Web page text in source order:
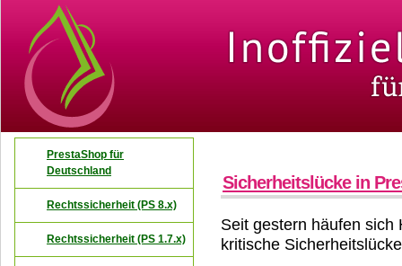
Sicherheitslücke in
Seit gestern häufen sich
kritische
PrestaShop für
Deutschland
Rechtssicherheit (PS 8.x)
Rechtssicherheit (PS 1.7.x)